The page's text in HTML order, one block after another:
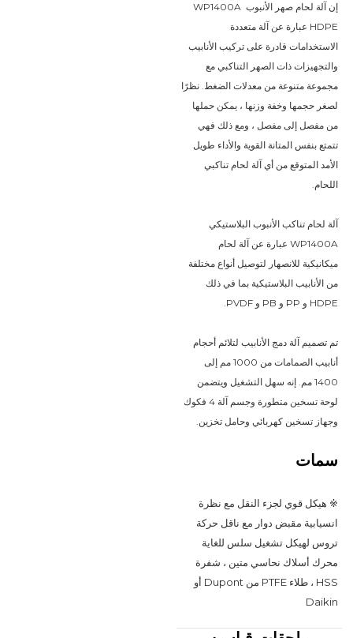
إن آلة لحام صهر الأنبوب WP1400A
اللحام.
HDPE و PP و PB و PVDF.
وجهاز تسخين كهربائي وحامل تخزين.
سمات
Daikin